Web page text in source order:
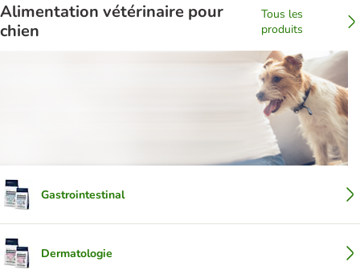
Alimentation vétérinaire pour
chien
Tous les
produits
Gastrointestinal
Dermatologie